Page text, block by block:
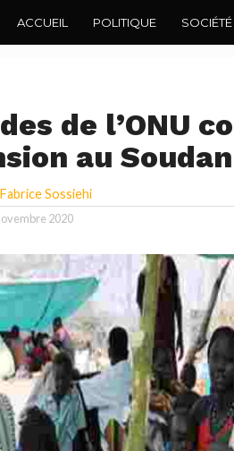
ACCUEIL POLITIQUE SOCIÉTÉ
de l’ONU
au
Sossiehi
2020